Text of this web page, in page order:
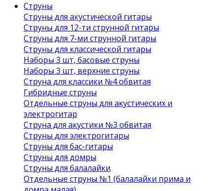
Струны
Струны для акустической гитары
Струны для 12-ти струнной гитары
Струны для 7-ми струнной гитары
Струны для классической гитары
Наборы 3 шт, басовые струны
Наборы 3 шт, верхние струны
Струна для классики №4 обвитая
Гибридные струны
Отдельные струны для акустических и
электрогитар
Струна для акустики №3 обвитая
Струны для электрогитары
Струны для бас-гитары
Струны для домры
Струны для балалайки
Отдельные струны №1 (балалайки прима и